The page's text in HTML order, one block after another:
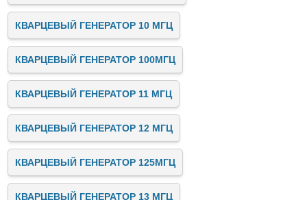
КВАРЦЕВЫЙ ГЕНЕРАТОР 10 МГЦ
КВАРЦЕВЫЙ ГЕНЕРАТОР 100МГЦ
КВАРЦЕВЫЙ ГЕНЕРАТОР 11 МГЦ
КВАРЦЕВЫЙ ГЕНЕРАТОР 12 МГЦ
КВАРЦЕВЫЙ ГЕНЕРАТОР 125МГЦ
КВАРЦЕВЫЙ ГЕНЕРАТОР 13 МГЦ